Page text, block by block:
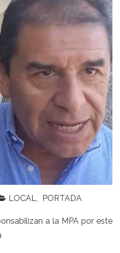
LOCAL PORTADA
a la MPA por este